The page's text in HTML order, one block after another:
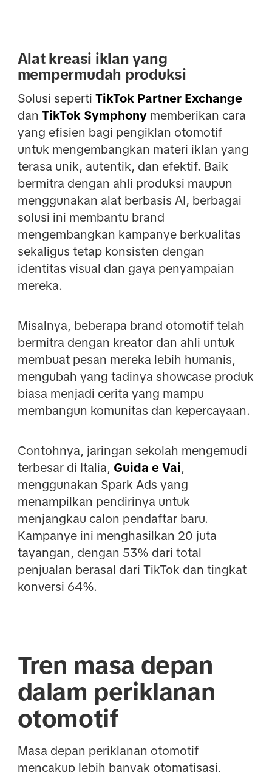
Alat kreasi iklan yang
mempermudah produksi
Solusi seperti TikTok Partner Exchange
dan TikTok Symphonymemberikan cara
yang efisien bagi pengiklan otomotif
untuk mengembangkan materi iklan yang
terasa unik, autentik, dan efektif. Baik
bermitra dengan ahli produksi maupun
menggunakan alat berbasis AI, berbagai
solusi ini membantu brand
mengembangkan kampanye berkualitas
sekaligus tetap konsisten dengan
identitas visual dan gaya penyampaian
mereka.
Misalnya, beberapa brand otomotif telah
bermitra dengan kreator dan ahli untuk
membuat pesan mereka lebih humanis,
mengubah yang tadinya showcase produk
biasa menjadi cerita yang mampu
membangun komunitas dan kepercayaan.
Contohnya, jaringan sekolah mengemudi
terbesar di Italia, Guida e Vai,
menggunakan Spark Ads yang
menampilkan pendirinya untuk
menjangkau calon pendaftar baru.
Kampanye ini menghasilkan 20 juta
tayangan, dengan 53% dari total
penjualan berasal dari TikTok dan tingkat
konversi 64%.
Tren masa depan
dalam periklanan
otomotif
Masa depan periklanan otomotif
mencakup lebih banyak otomatisasi,